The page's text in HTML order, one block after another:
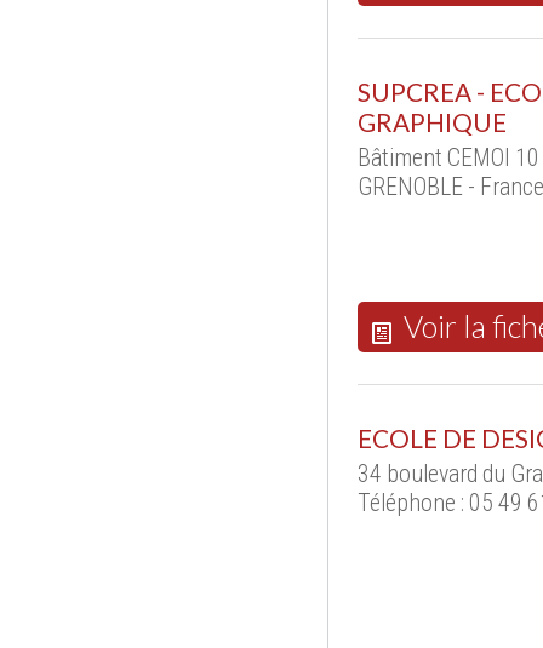
SUPCREA -
GRAPHIQUE
Bâtiment CEMOI
GRENOBLE - France
Voir la
ECOLE DE
34 boulevard du
Téléphone : 05 49